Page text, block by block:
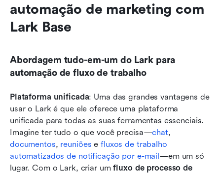
automação de marketing com
Lark Base
Abordagem tudo-em-um do Lark para
automação de fluxo de trabalho
Plataforma unificada: Uma das grandes vantagens de
usar o Lark é que ele oferece uma plataforma
unificada para todas as suas ferramentas essenciais.
Imagine ter tudo o que você precisa—chat
documentos, reuniões e fluxos de trabalho
automatizados de notificação por e-mail—em um só
lugar. Com o Lark, criar um fluxo de processo de